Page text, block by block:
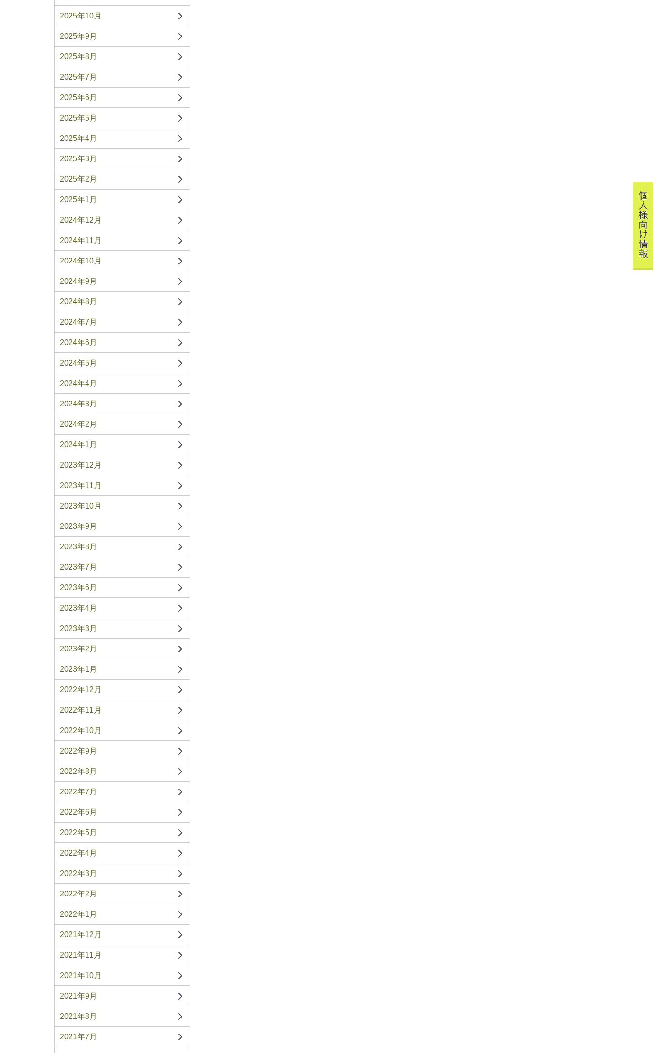
2025年10月
2025年9月
2025年8月
2025年7月
2025年6月
2025年5月
2025年4月
2025年3月
2025年2月
2025年1月
2024年12月
2024年11月
2024年10月
2024年9月
2024年8月
2024年7月
2024年6月
2024年5月
2024年4月
2024年3月
2024年2月
2024年1月
2023年12月
2023年11月
2023年10月
2023年9月
2023年8月
2023年7月
2023年6月
2023年4月
2023年3月
2023年2月
2023年1月
2022年12月
2022年11月
2022年10月
2022年9月
2022年8月
2022年7月
2022年6月
2022年5月
2022年4月
2022年3月
2022年2月
2022年1月
2021年12月
2021年11月
2021年10月
2021年9月
2021年8月
2021年7月